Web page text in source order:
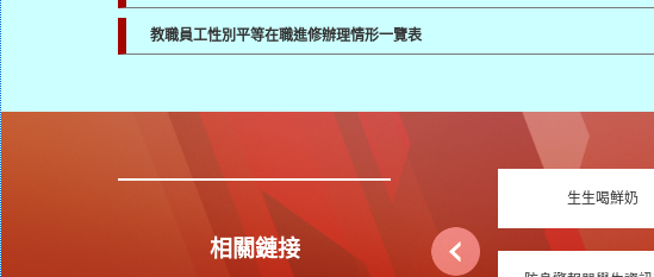
教職員工性別平等在職進修辦理情形一覽表
相關鏈接
生生喝鮮奶